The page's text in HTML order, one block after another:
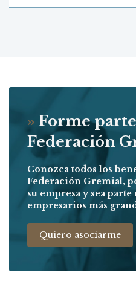
» Forme
Federación
Conozca todos los
Federación Gremial,
su empresa y sea
empresarios más
Quiero asociarme